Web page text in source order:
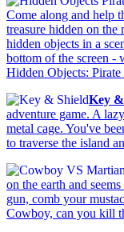
Come along and help
treasure hidden on the
hidden objects in a
bottom of the screen -
Hidden Objects: Pirate
Key
adventure game. A
metal cage. You've
to traverse the island
on the earth and
gun, comb your
Cowboy, can you kill